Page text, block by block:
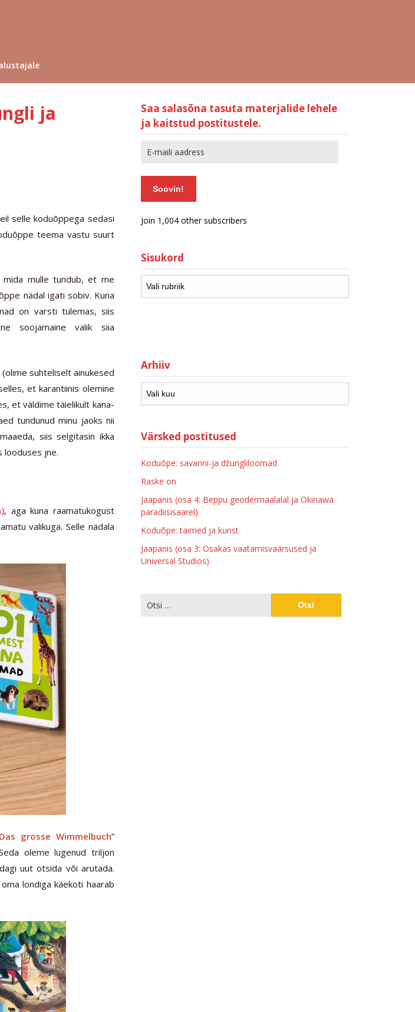
ja
selle koduõppega sedasi
teema vastu suurt
mida mulle tundub, et me
nädal igati sobiv. Kuna
on varsti tulemas, siis
soojamaine valik siia
(olime suhteliselt ainukesed
et karantiinis olemine
et väldime täielikult kana-
tundunud minu jaoks nii
siis selgitasin ikka
looduses jne.
, aga kuna raamatukogust
valikuga. Selle nädala
grosse Wimmelbuch”
oleme lugenud triljon
uut otsida või arutada.
londiga käekoti haarab
Saa salasõna tasuta materjalide lehele
ja kaitstud postitustele.
Soovin!
Join 1,004 other subscribers
Sisukord
Arhiiv
Värsked postitused
Koduõpe: savanni-ja džungliloomad
Raske on
Jaapanis (osa 4: Beppu geodermaalalal ja Okinawa
paradiisisaarel)
Koduõpe: taimed ja kunst
Jaapanis (osa 3: Osakas vaatamisväärsused ja
Universal Studios)